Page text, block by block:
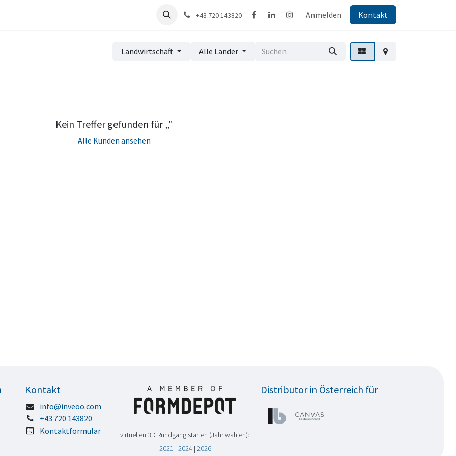
+43 720 143820 Anmelden Kontakt
Landwirtschaft Alle Länder
Kein Treffer gefunden für „"
Alle Kunden ansehen
Distributor in Österreich für
virtuellen 3D Rundgang starten (Jahr wählen):
2021 |2024 |2026
Kontakt
info@inveoo.com
+43 720 143820
Kontaktformular